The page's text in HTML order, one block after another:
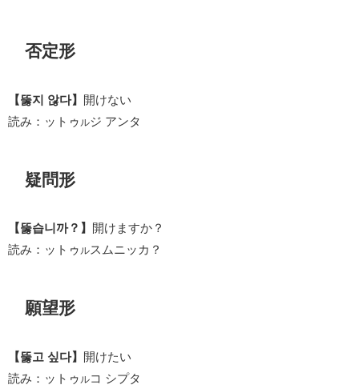
否定形
【뚫지 않다】 開けない
読み：ットゥ ルジ アンタ
疑問形
【뚫습니까？】
開けますか？
読み：ットゥ ルスムニッカ？
願望形
【뚫고 싶다】 開けたい
読み：ットゥ ルコ シプタ